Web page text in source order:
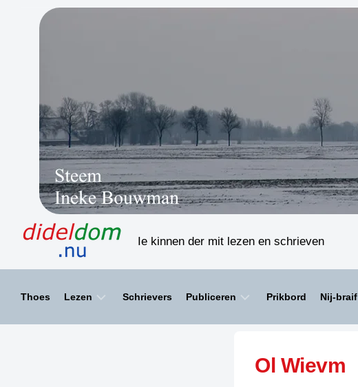
Ie kinnen der mit lezen en schrieven
Thoes Lezen
HAIKU’S
BIENOAMEN
Schrievers Publiceren
SPELLENSCONTROLE
Prikbord Nij-braif
Ol Wievm